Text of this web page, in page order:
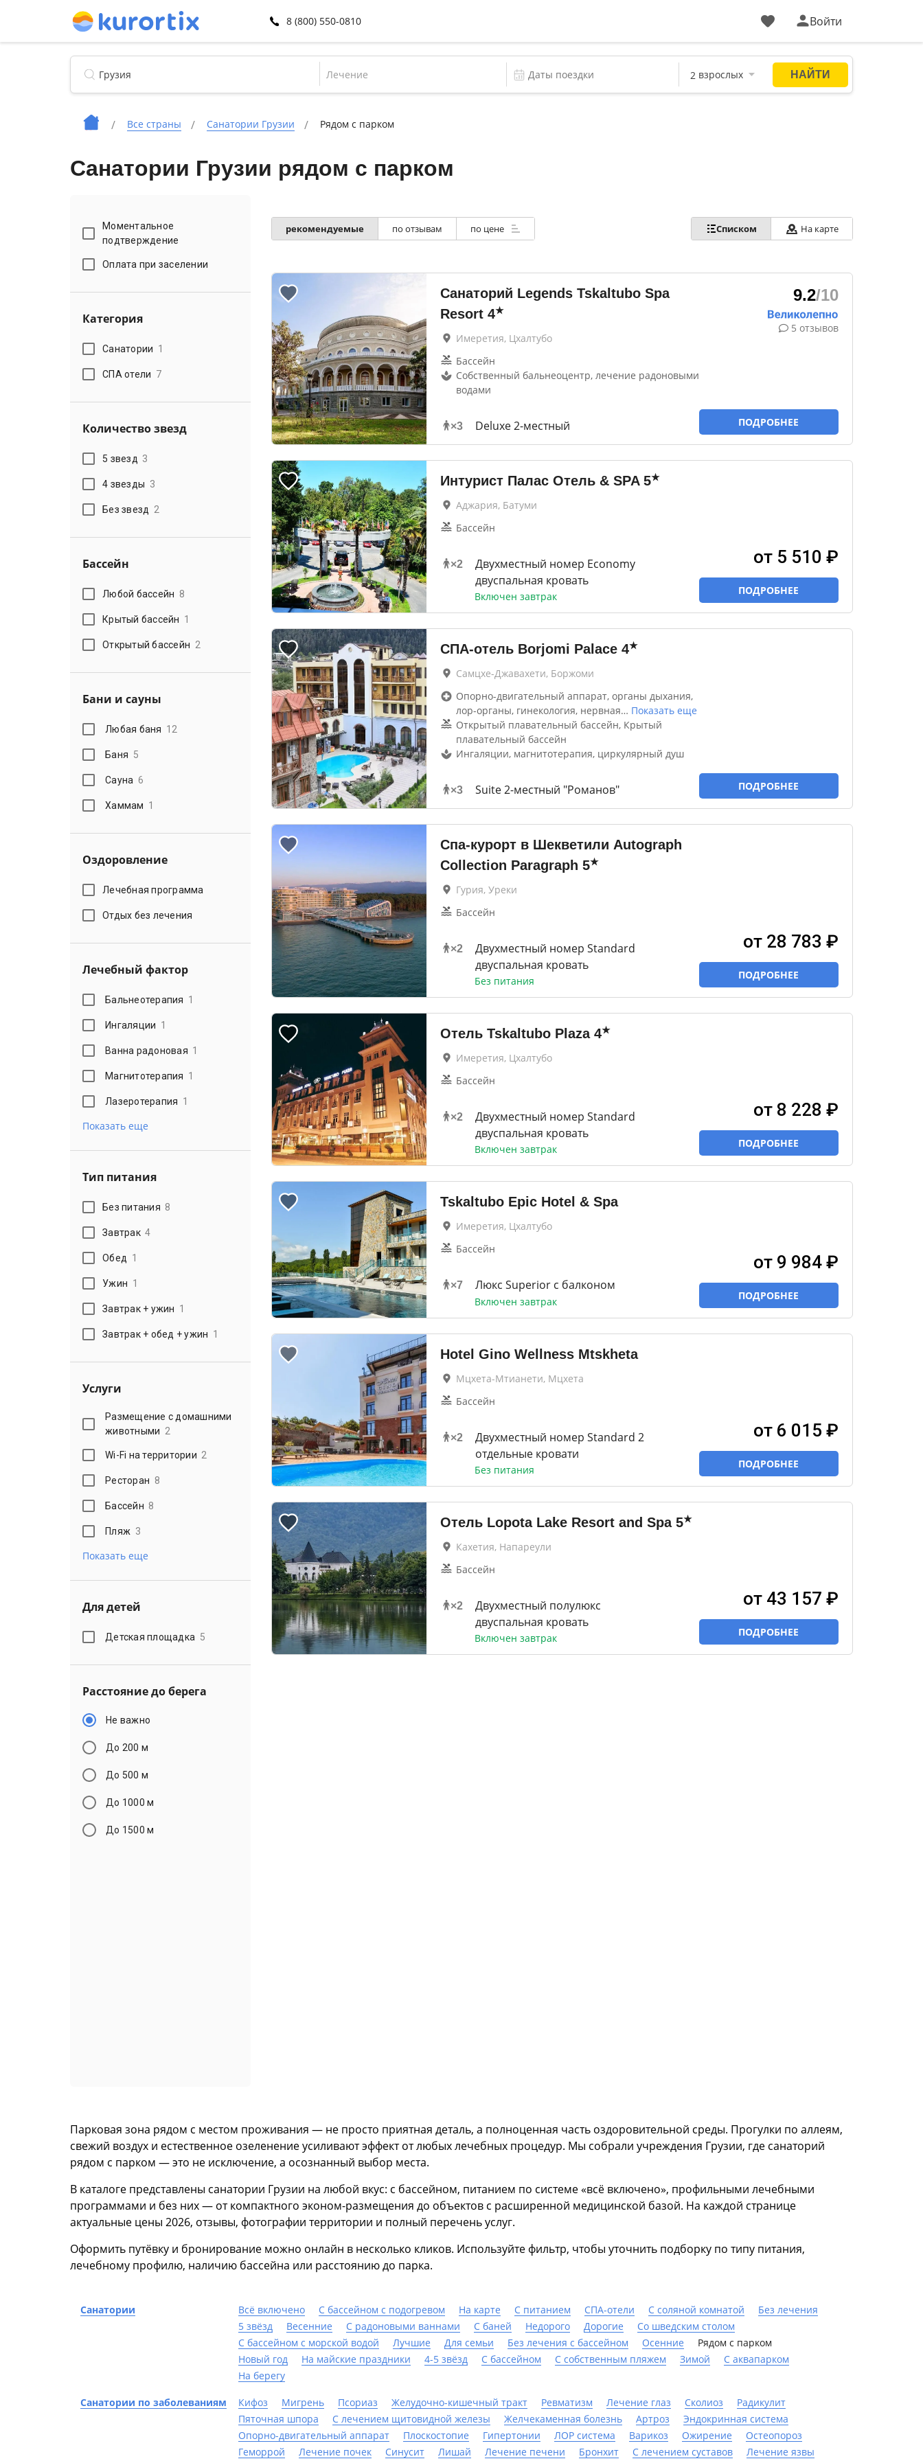
8 (800) 550-0810 Войти
Лечение
Все страны Санатории Грузии Рядом с парком
Санатории Грузии рядом с парком
Моментальное
подтверждение
Оплата при заселении
Категория
Санатории 1
СПА отели 7
Количество звезд
5 звезд 3
4 звезды 3
Без звезд 2
Бассейн
Любой бассейн 8
Крытый бассейн 1
Открытый бассейн 2
Бани и сауны
Любая баня 12
Баня 5
Сауна 6
Хаммам 1
Оздоровление
Лечебная программа
Отдых без лечения
Лечебный фактор
Бальнеотерапия 1
Ингаляции 1
Ванна радоновая 1
Магнитотерапия 1
Лазеротерапия 1
Показать еще
Тип питания
Без питания 8
Завтрак 4
Обед 1
Ужин 1
Завтрак + ужин 1
Завтрак + обед + ужин 1
Услуги
Размещение с домашними
животными 2
Wi-Fi на территории 2
Ресторан 8
Бассейн 8
Пляж 3
Показать еще
Для детей
Детская площадка 5
Расстояние до берега
Не важно
До 200 м
До 500 м
До 1000 м
До 1500 м
рекомендуемые по отзывам по цене Списком На карте
Санаторий Legends Tskaltubo Spa
Resort 4★
Имеретия, Цхалтубо
Бассейн
Собственный бальнеоцентр, лечение радоновыми
водами
×3 Deluxe 2-местный
9.2/10
5 отзывов
ПОДРОБНЕЕ
Интурист Палас Отель & SPA 5★
Аджария, Батуми
Бассейн
×2
Двухместный номер Economy
двуспальная кровать
Включен завтрак
от 5 510 ₽
ПОДРОБНЕЕ
СПА-отель Borjomi Palace 4★
Самцхе-Джавахети, Боржоми
Опорно-двигательный аппарат, органы дыхания,
лор-органы, гинекология, нервная… Показать еще
Открытый плавательный бассейн, Крытый
плавательный бассейн
Ингаляции, магнитотерапия, циркулярный душ
×3 Suite 2-местный "Романов" ПОДРОБНЕЕ
Спа-курорт в Шекветили Autograph
Collection Paragraph 5★
Гурия, Уреки
Бассейн
×2
Двухместный номер Standard
двуспальная кровать
Без питания
от 28 783 ₽
ПОДРОБНЕЕ
Отель Tskaltubo Plaza 4★
Имеретия, Цхалтубо
Бассейн
×2
Двухместный номер Standard
двуспальная кровать
Включен завтрак
от 8 228 ₽
ПОДРОБНЕЕ
Tskaltubo Epic Hotel & Spa
Имеретия, Цхалтубо
Бассейн
×7 Люкс Superior с балконом
Включен завтрак
от 9 984 ₽
ПОДРОБНЕЕ
Hotel Gino Wellness Mtskheta
Мцхета-Мтианети, Мцхета
Бассейн
×2
Двухместный номер Standard 2
отдельные кровати
Без питания
от 6 015 ₽
ПОДРОБНЕЕ
Отель Lopota Lake Resort and Spa 5★
Кахетия, Напареули
Бассейн
×2
Двухместный полулюкс
двуспальная кровать
Включен завтрак
от 43 157 ₽
ПОДРОБНЕЕ
Парковая зона рядом с местом проживания — не просто приятная деталь, а полноценная часть оздоровительной среды. Прогулки по аллеям,
свежий воздух и естественное озеленение усиливают эффект от любых лечебных процедур. Мы собрали учреждения Грузии, где санаторий
рядом с парком — это не исключение, а осознанный выбор места.
В каталоге представлены санатории Грузии на любой вкус: с бассейном, питанием по системе «всё включено», профильными лечебными
программами и без них — от компактного эконом-размещения до объектов с расширенной медицинской базой. На каждой странице
актуальные цены 2026, отзывы, фотографии территории и полный перечень услуг.
Оформить путёвку и бронирование можно онлайн в несколько кликов. Используйте фильтр, чтобы уточнить подборку по типу питания,
лечебному профилю, наличию бассейна или расстоянию до парка.
Санатории Всё включено С бассейном с подогревом На карте С питанием СПА-отели С соляной комнатой
Без лечения
5 звёзд
Весенние С радоновыми ваннами С баней Недорого Дорогие
Со шведским столом
С бассейном с морской водой
Лучшие Для семьи Без лечения с бассейном Осенние
Рядом с парком
Новый год
На майские праздники 4-5 звёзд C бассейном С собственным пляжем Зимой
С аквапарком
На берегу
Санатории по заболеваниям Кифоз Мигрень Псориаз Желудочно-кишечный тракт Ревматизм Лечение глаз Сколиоз
Радикулит
Пяточная шпора
С лечением щитовидной железы Желчекаменная болезнь Артроз
Эндокринная система
Опорно-двигательный аппарат
Плоскостопие Гипертонии ЛОР система Варикоз Ожирение
Остеопороз
Геморрой
Лечение почек Синусит Лишай Лечение печени Бронхит С лечением суставов Лечение язвы